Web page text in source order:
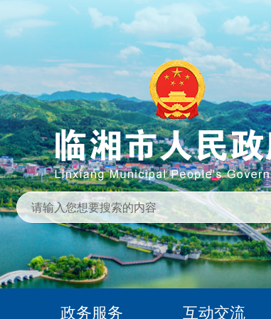
政务服务 互动交流